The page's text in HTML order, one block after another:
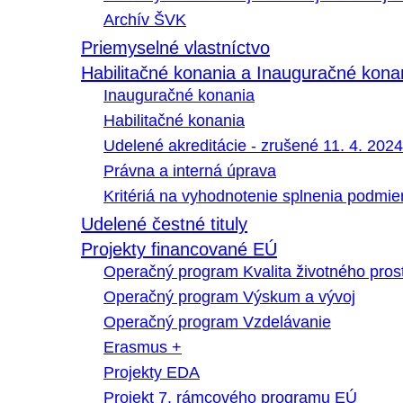
Archív ŠVK
Priemyselné vlastníctvo
Habilitačné konania a Inauguračné
Inauguračné konania
Habilitačné konania
Udelené akreditácie - zrušené 11. 4. 2024
Právna a interná úprava
Kritériá na vyhodnotenie splnenia
Udelené čestné tituly
Projekty financované EÚ
Operačný program Kvalita životného
Operačný program Výskum a vývoj
Operačný program Vzdelávanie
Erasmus +
Projekty EDA
Projekt 7. rámcového programu EÚ